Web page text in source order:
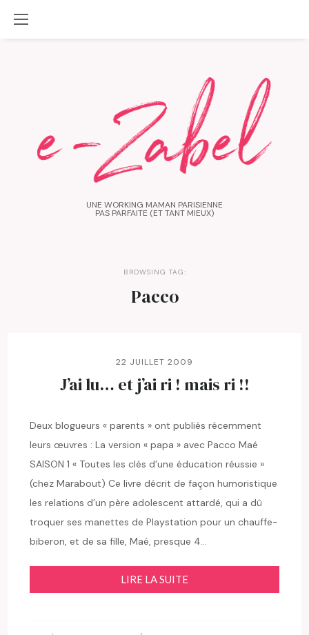
UNE WORKING MAMAN PARISIENNE
PAS PARFAITE (ET TANT MIEUX)
BROWSING TAG:
Pacco
22 JUILLET 2009
J’ai lu… et j’ai ri ! mais ri !!
Deux blogueurs « parents » ont publiés récemment
leurs œuvres : La version « papa » avec Pacco Maé
SAISON 1 « Toutes les clés d’une éducation réussie »
(chez Marabout) Ce livre décrit de façon humoristique
les relations d’un père adolescent attardé, qui a dû
troquer ses manettes de Playstation pour un chauffe-
biberon, et de sa fille, Maé, presque 4…
LIRE LA SUITE